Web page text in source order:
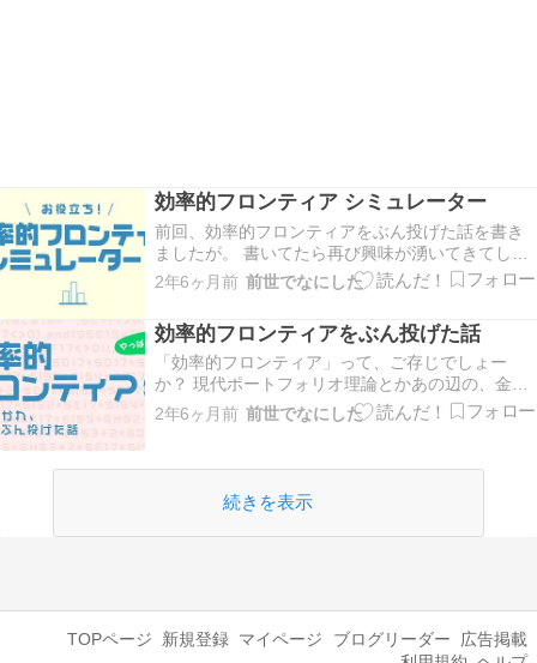
効率的フロンティア シミュレーター
前回、効率的フロンティアをぶん投げた話を書き
ましたが。 書いてたら再び興味が湧いてきてしま
い、記事を書きながらこの効率的フロンティアを
簡単に描画できるスプレッドシートを作ってしま
ということで今回はその紹介記事。 使い方 1. 自分
の…
2年6ヶ月前 前世でなにした
効率的フロンティアをぶん投げた話
「効率的フロンティア」って、ご存じでしょー
か？ 現代ポートフォリオ理論とかあの辺の、金融
工学ひとかじり目くらいで前歯に当たってくるア
イツ。 あまり勉強できない私には、だから殊更に
まうんですよね！ リスクとリターンが共分散して
ウォール・…
2年6ヶ月前 前世でなにした
続きを表示
TOPページ 新規登録 マイページ ブログリーダー
広告掲載